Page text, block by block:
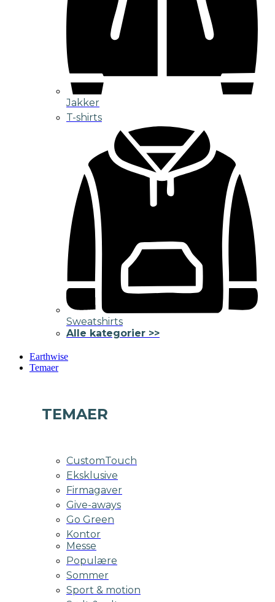
Jakker
T-shirts
Sweatshirts
Alle kategorier >>
Earthwise
Temaer
TEMAER
CustomTouch
Eksklusive
Firmagaver
Give-aways
Go Green
Kontor
Messe
Populære
Sommer
Sport & motion